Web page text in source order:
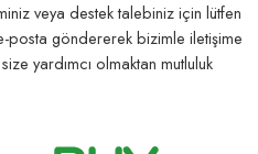
veya destek talebiniz için lütfen
posta göndererek bizimle iletişime
yardımcı olmaktan mutluluk